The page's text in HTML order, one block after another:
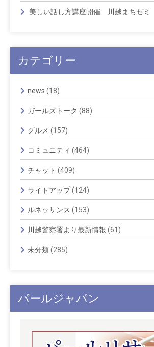
美しい話し方講座開催 川越まちゼミ
カテゴリー
news (18)
ガールズトーク (88)
グルメ (157)
コミュニティ (464)
チャット (409)
ライトアップ(124)
ルネッサンス (153)
川越警察署より最新情報 (61)
未分類(285)
パールジャパン